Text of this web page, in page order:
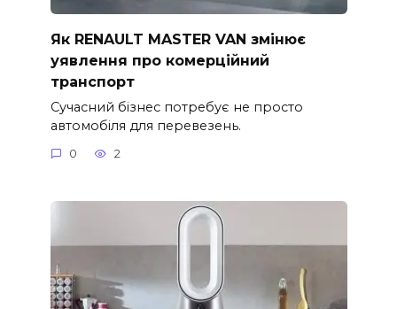
Як RENAULT MASTER VAN змінює
уявлення про комерційний
транспорт
Сучасний бізнес потребує не просто
автомобіля для перевезень.
0 2